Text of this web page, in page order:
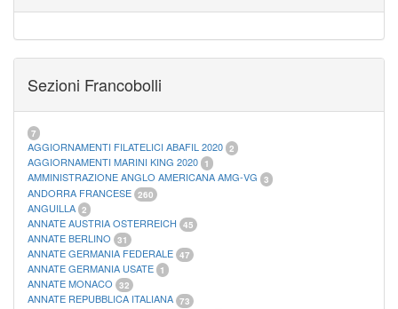
21
FOGLI FILATELICI VATICANO 37
FOGLI MARINI PERIODI SEPARATI VATICANO
MATERIALE FILATELICO MARINI 33
RACCOGLITORI XL
Sezioni Francobolli
7
AGGIORNAMENTI FILATELICI ABAFIL 2020 2
AGGIORNAMENTI MARINI KING 2020 1
AMMINISTRAZIONE ANGLO AMERICANA AMG-VG 3
ANDORRA FRANCESE 260
ANGUILLA 2
ANNATE AUSTRIA OSTERREICH 45
ANNATE BERLINO 31
ANNATE GERMANIA FEDERALE 47
ANNATE GERMANIA USATE 1
ANNATE MONACO 32
ANNATE REPUBBLICA ITALIANA 73